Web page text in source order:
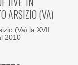
ARSIZIO (VA)
(Va) la XVII
2010